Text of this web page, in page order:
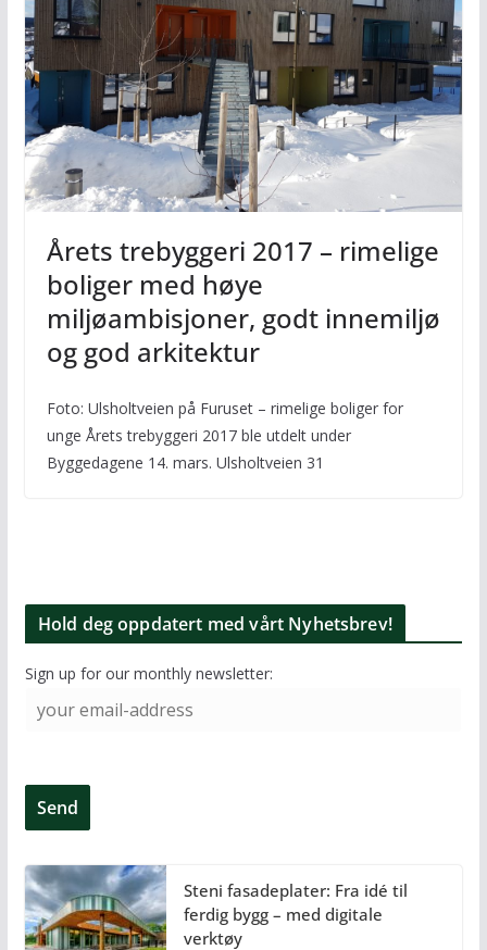
Årets trebyggeri 2017 – rimelige
boliger med høye
miljøambisjoner, godt innemiljø
og god arkitektur
Foto: Ulsholtveien på Furuset – rimelige boliger for
unge Årets trebyggeri 2017 ble utdelt under
Byggedagene 14. mars. Ulsholtveien 31
Hold deg oppdatert med vårt Nyhetsbrev!
Sign up for our monthly newsletter:
Steni fasadeplater: Fra idé til
ferdig bygg – med digitale
verktøy